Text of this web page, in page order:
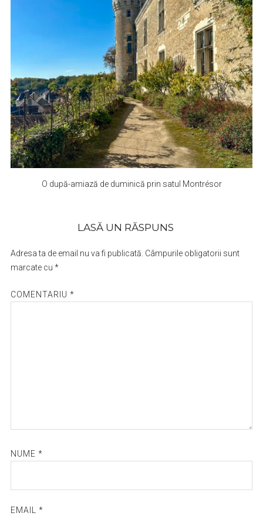
O după-amiază de duminică prin satul Montrésor
LASĂ UN RĂSPUNS
Adresa ta de email nu va fi publicată. Câmpurile obligatorii sunt
marcate cu *
COMENTARIU *
NUME *
EMAIL *